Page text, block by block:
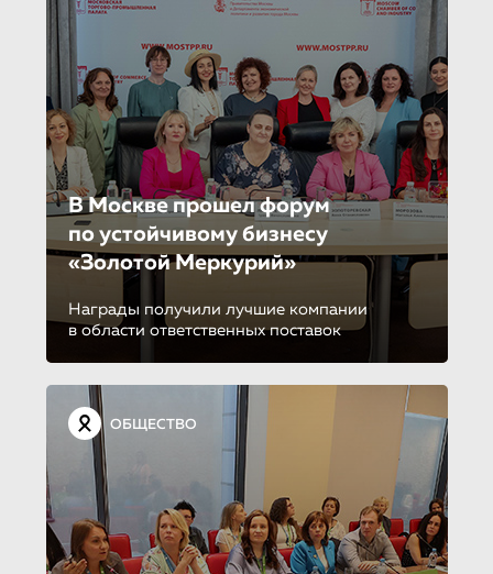
В Москве прошел форум
по устойчиво­му бизнесу
«Золотой Меркурий»
Награды получили лучшие компании
в области ответственных поставок
ОБЩЕСТВО